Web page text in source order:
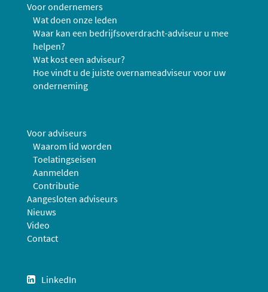
Voor ondernemers
Wat doen onze leden
Waar kan een bedrijfsoverdracht-adviseur u mee
helpen?
Wat kost een adviseur?
Hoe vindt u de juiste overnameadviseur voor uw
onderneming
Voor adviseurs
Waarom lid worden
Toelatingseisen
Aanmelden
Contributie
Aangesloten adviseurs
Nieuws
Video
Contact
LinkedIn